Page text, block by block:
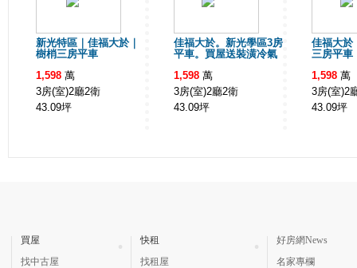
新光特區｜佳福大於｜
樹梢三房平車
1,598 萬
3房(室)2廳2衛
43.09坪
佳福大於。新光學區3房
平車。買屋送裝潢冷氣
1,598 萬
3房(室)2廳2衛
43.09坪
佳福大於
三房平車
1,598 萬
3房(室)2
43.09坪
買屋
找中古屋
快租
找租屋
好房網News
名家專欄